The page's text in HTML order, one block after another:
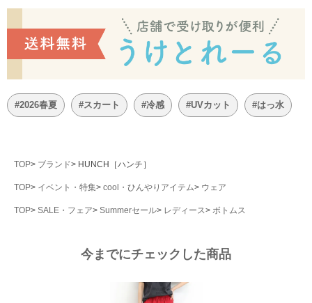
#2026春夏 #スカート #冷感 #UVカット #はっ水
TOP ブランド HUNCH［ハンチ］
TOP イベント・特集 cool・ひんやりアイテム ウェア
TOP SALE・フェア Summerセール レディース ボトムス
今までにチェックした商品